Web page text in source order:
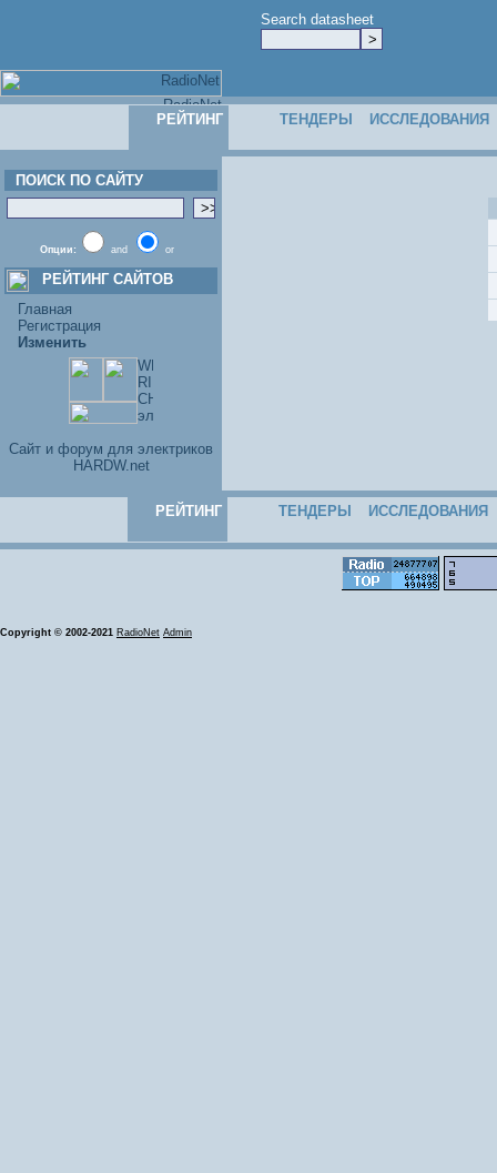
Search datasheet
РЕЙТИНГ ТЕНДЕРЫ ИССЛЕДОВАНИЯ
ПОИСК ПО САЙТУ
Опции: and or
РЕЙТИНГ САЙТОВ
Главная
Регистрация
Изменить
Cайт и форум для электриков
HARDW.net
РЕЙТИНГ ТЕНДЕРЫ ИССЛЕДОВАНИЯ
Copyright © 2002-2021 RadioNet Admin